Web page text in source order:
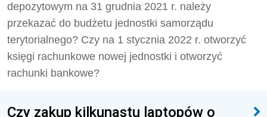
depozytowym na 31 grudnia 2021 r. należy
przekazać do budżetu jednostki samorządu
terytorialnego? Czy na 1 stycznia 2022 r. otworzyć
księgi rachunkowe nowej jednostki i otworzyć
rachunki bankowe?
Czy zakup kilkunastu laptopów o